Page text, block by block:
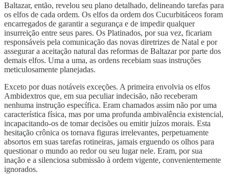
Baltazar, então, revelou seu plano detalhado, delineando tarefas para
os elfos de cada ordem. Os elfos da ordem dos Cucurbitáceos foram
encarregados de garantir a segurança e de impedir qualquer
insurreição entre seus pares. Os Platinados, por sua vez, ficariam
responsáveis pela comunicação das novas diretrizes de Natal e por
assegurar a aceitação natural das reformas de Baltazar por parte dos
demais elfos. Uma a uma, as ordens recebiam suas instruções
meticulosamente planejadas.
Exceto por duas notáveis exceções. A primeira envolvia os elfos
Ambidextros que, em sua peculiar indecisão, não receberam
nenhuma instrução específica. Eram chamados assim não por uma
característica física, mas por uma profunda ambivalência existencial,
incapacitando-os de tomar decisões ou emitir juízos morais. Esta
hesitação crônica os tornava figuras irrelevantes, perpetuamente
absortos em suas tarefas rotineiras, jamais erguendo os olhos para
questionar o mundo ao redor ou seu lugar nele. Eram, por sua
inação e a silenciosa submissão à ordem vigente, convenientemente
ignorados.